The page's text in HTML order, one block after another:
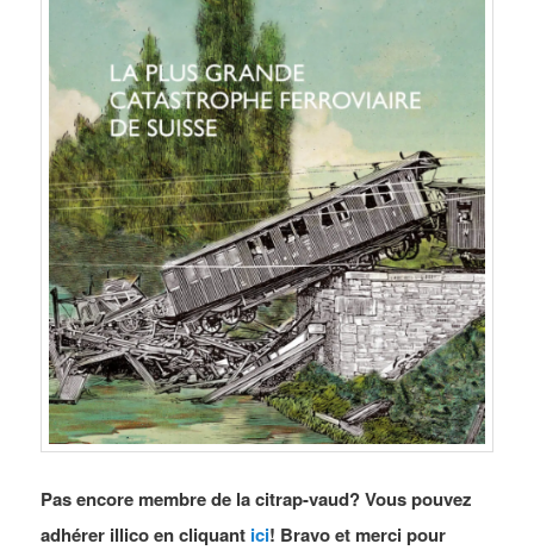
Pas encore membre de la citrap-vaud? Vous pouvez
adhérer illico en cliquant ici! Bravo et merci pour